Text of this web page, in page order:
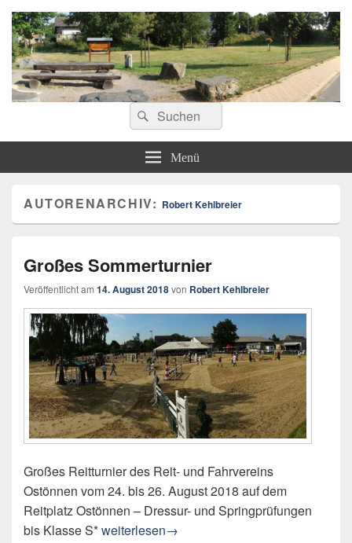
ostoennen.deSuchen
nach:
Suchen
Menü
AUTORENARCHIV: Robert Kehlbreier
Großes Sommerturnier
Veröffentlicht am 14. August 2018von Robert Kehlbreier
Großes Reitturnier des Reit- und Fahrvereins
Ostönnen vom 24. bis 26. August 2018 auf dem
Reitplatz Ostönnen – Dressur- und Springprüfungen
bis Klasse S*Großes Sommerturnier
weiterlesen→